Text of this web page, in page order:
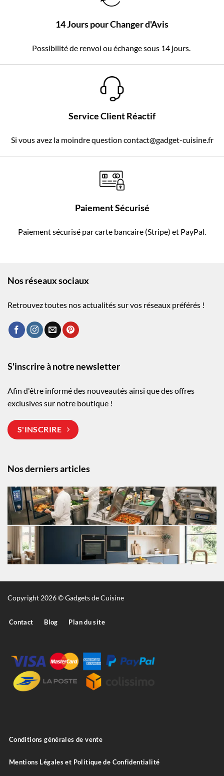
14 Jours pour Changer d'Avis
Possibilité de renvoi ou échange sous 14 jours.
Service Client Réactif
Si vous avez la moindre question contact@gadget-cuisine.fr
Paiement Sécurisé
Paiement sécurisé par carte bancaire (Stripe) et PayPal.
Nos réseaux sociaux
Retrouvez toutes nos actualités sur vos réseaux préférés !
Nos derniers articles
S'inscrire à notre newsletter
Afin d'être informé des nouveautés ainsi que des offres
exclusives sur notre boutique !
S'INSCRIRE
Copyright 2026 © Gadgets de Cuisine
Contact Blog Plan du site
Conditions générales de vente
Mentions Légales et Politique de Confidentialité